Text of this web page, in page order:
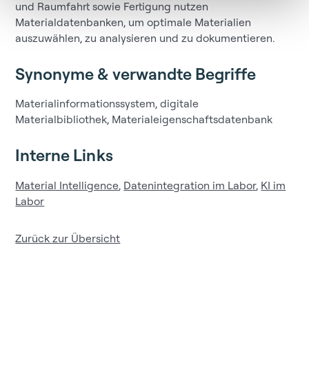
und Raumfahrt sowie Fertigung nutzen
Materialdatenbanken, um optimale Materialien
auszuwählen, zu analysieren und zu dokumentieren.
Synonyme & verwandte Begriffe
Materialinformationssystem, digitale
Materialbibliothek, Materialeigenschaftsdatenbank
Interne Links
Material Intelligence, Datenintegration im Labor, KI im
Labor
Zurück zur Übersicht